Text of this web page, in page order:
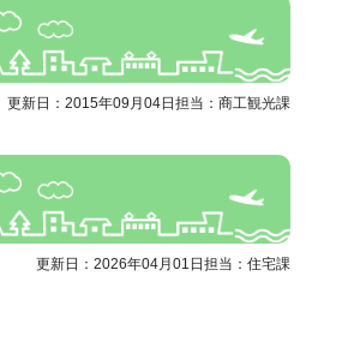
更新日：2015年09月04日 担当：商工観光課
更新日：2026年04月01日 担当：住宅課